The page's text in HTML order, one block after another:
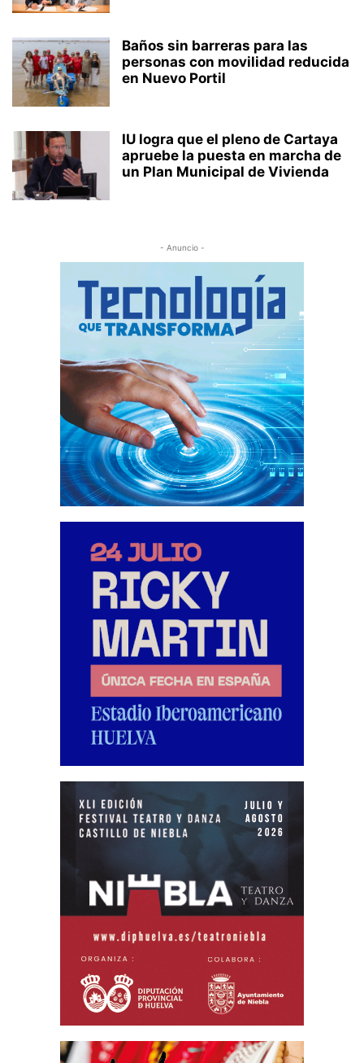
Baños sin barreras para las
personas con movilidad reducida
en Nuevo Portil
IU logra que el pleno de Cartaya
apruebe la puesta en marcha de
un Plan Municipal de Vivienda
- Anuncio -